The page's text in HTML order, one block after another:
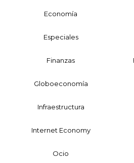
Economía
Especiales
Finanzas
Globoeconomía
Infraestructura
Internet Economy
Ocio